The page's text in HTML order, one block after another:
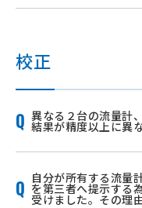
校正
異なる２台の流量計
結果が精度以上に異
自分が所有する流量
を第三者へ提示する
受けました。その理